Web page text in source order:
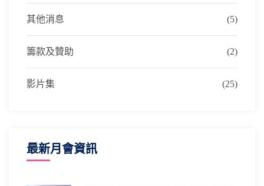
其他消息 (5)
籌款及贊助 (2)
影片集 (25)
最新月會資訊